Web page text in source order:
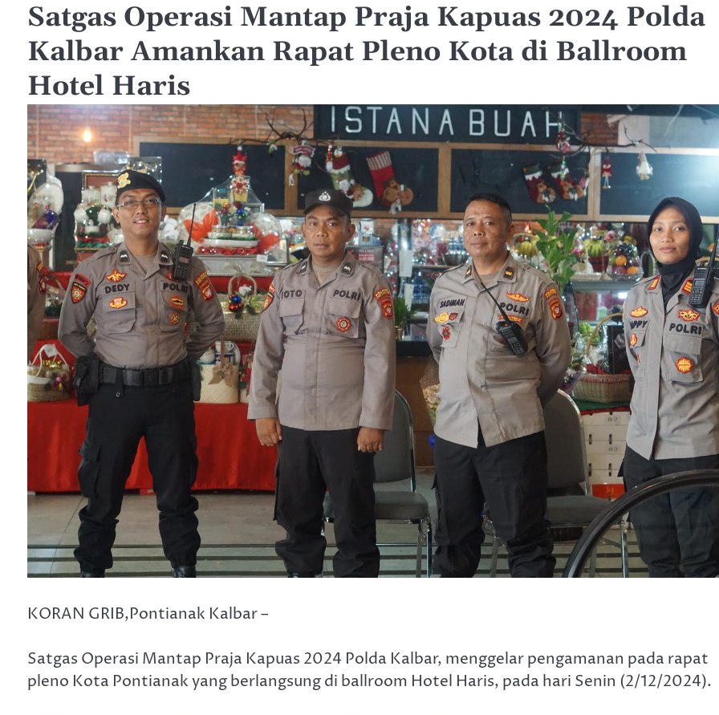
Satgas Operasi Mantap Praja Kapuas 2024 Polda
Kalbar Amankan Rapat Pleno Kota di Ballroom
Hotel Haris
KORAN GRIB,Pontianak Kalbar –
Satgas Operasi Mantap Praja Kapuas 2024 Polda Kalbar, menggelar pengamanan pada rapat
pleno Kota Pontianak yang berlangsung di ballroom Hotel Haris, pada hari Senin (2/12/2024).